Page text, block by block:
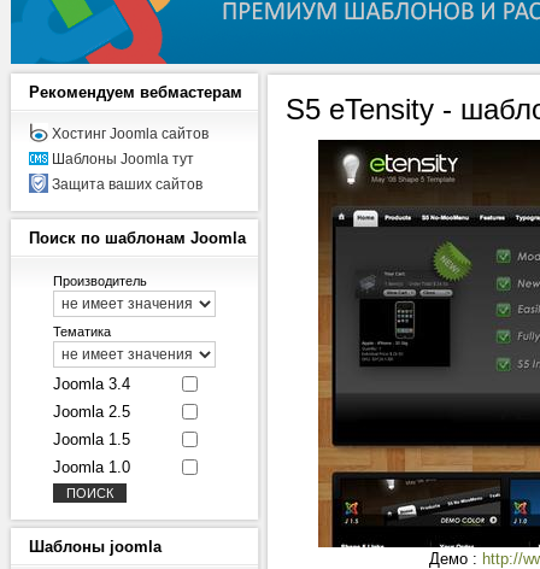
S5 eTensity -
Демо : http://
Рекомендуем вебмастерам
Хостинг Joomla сайтов
Шаблоны Joomla тут
Защита ваших сайтов
Поиск по шаблонам Joomla
Производитель
Тематика
Joomla 3.4
Joomla 2.5
Joomla 1.5
Joomla 1.0
Шаблоны joomla